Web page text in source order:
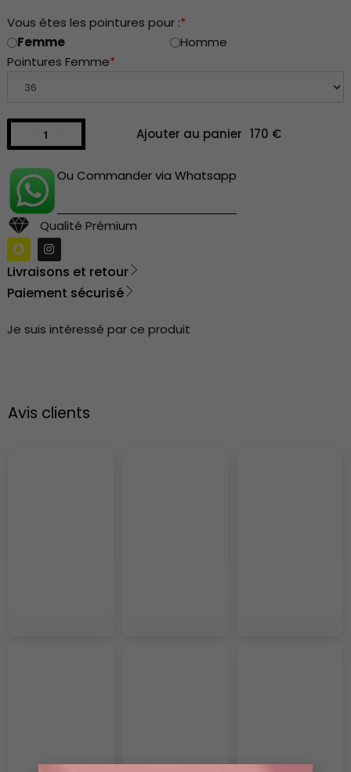
*
Vous êtes les pointures pour :
Femme
Homme
*
Pointures Femme
Ajouter au panier
Ou Commander via Whatsapp
Qualité Prémium
Livraisons et retour
Paiement sécurisé
Je suis intéressé par ce produit
Avis clients